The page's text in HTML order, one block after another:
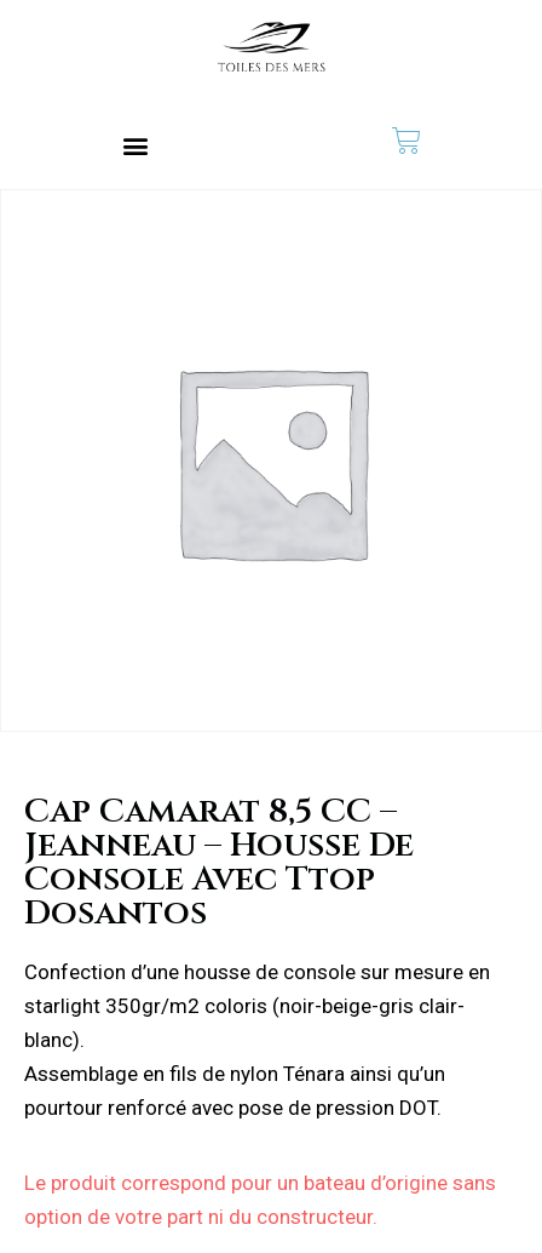
Cap Camarat 8,5 CC –
Jeanneau – Housse De
Console Avec Ttop
Dosantos
Confection d’une housse de console sur mesure en
starlight 350gr/m2 coloris (noir-beige-gris clair-
blanc).
Assemblage en fils de nylon Ténara ainsi qu’un
pourtour renforcé avec pose de pression DOT.
Le produit correspond pour un bateau d’origine sans
option de votre part ni du constructeur.